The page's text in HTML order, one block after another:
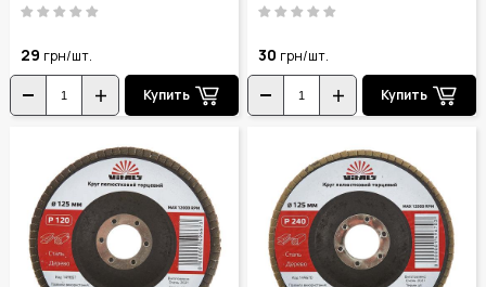
29 грн/шт.
Купить
30 грн/шт.
Купить